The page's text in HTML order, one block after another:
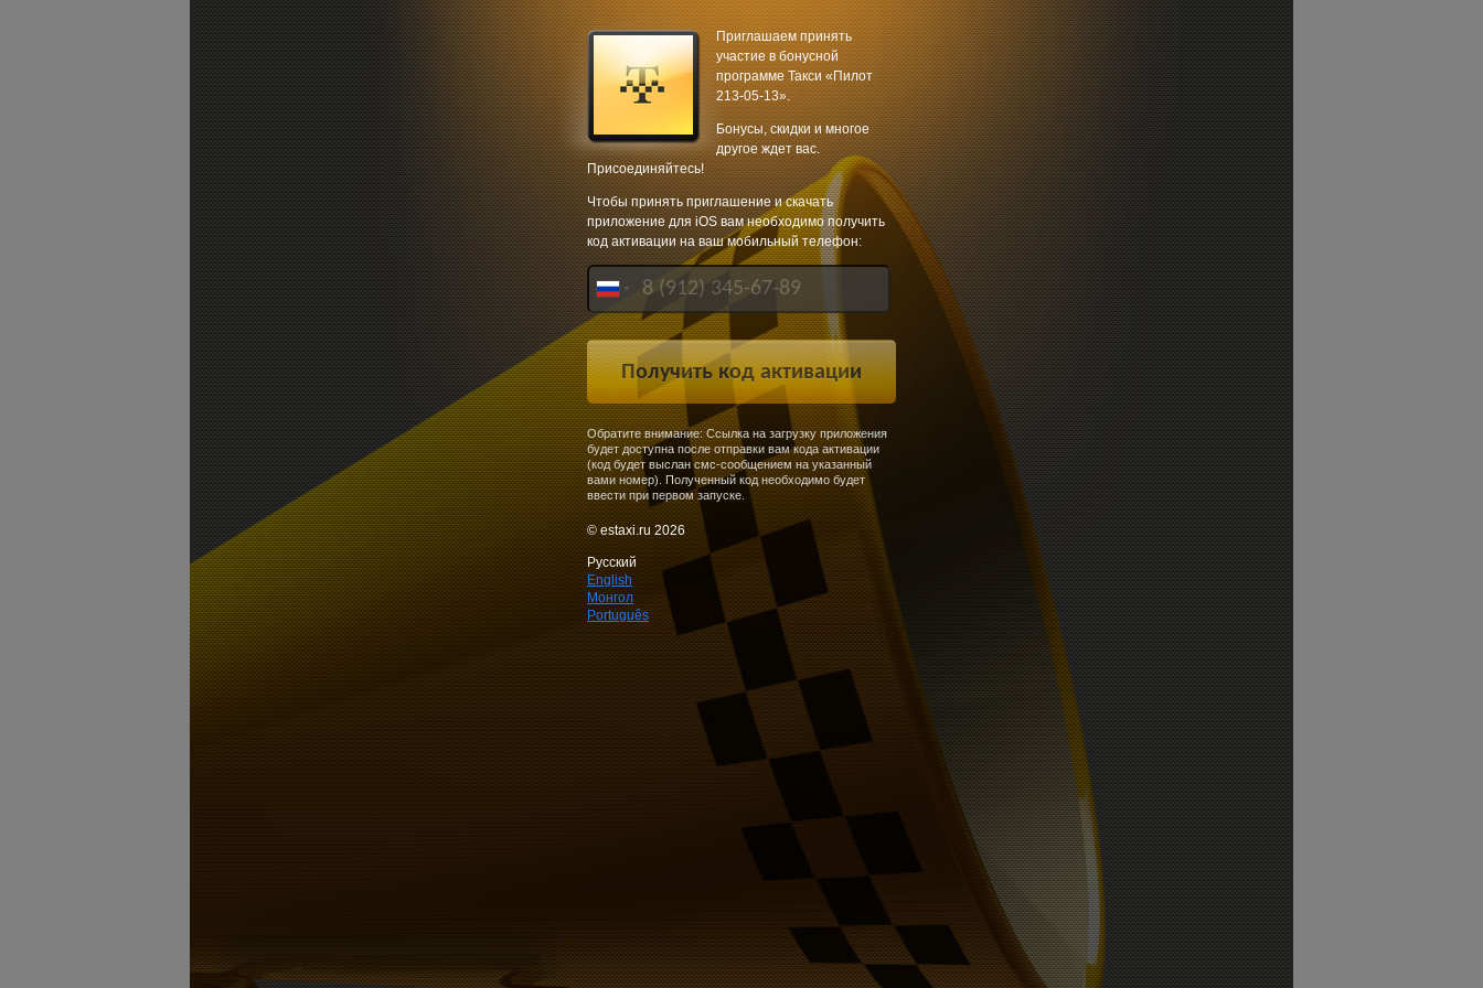
Приглашаем принять
участие в бонусной
программе Такси «Пилот
213-05-13».
Бонусы, скидки и многое
другое ждет вас.
Присоединяйтесь!
Чтобы принять приглашение и скачать
приложение для iOS вам необходимо получить
код активации на ваш мобильный телефон:
Обратите внимание: Ссылка на загрузку приложения
будет доступна после отправки вам кода активации
(код будет выслан смс-сообщением на указанный
вами номер). Полученный код необходимо будет
ввести при первом запуске.
© estaxi.ru 2026
Русский
English
Монгол
Português